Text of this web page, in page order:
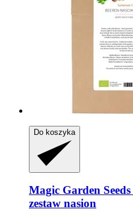
Do koszyka
Magic Garden Seeds
zestaw nasion